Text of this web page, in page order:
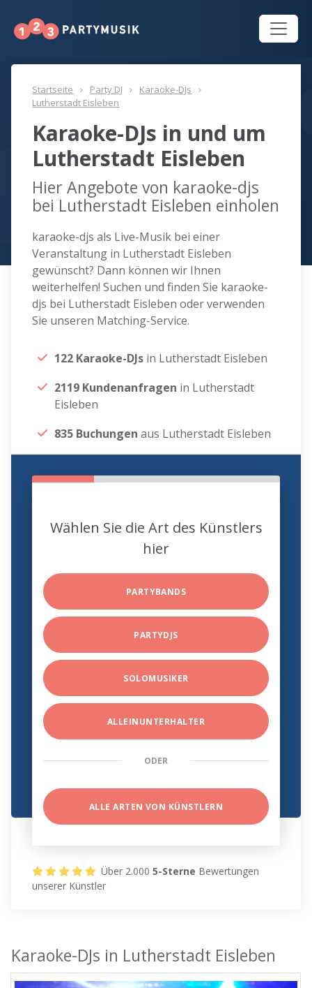
Startseite Party DJ
Karaoke-DJs
Lutherstadt Eisleben
Karaoke-DJs in und um
Lutherstadt Eisleben
Hier Angebote von karaoke-djs
bei Lutherstadt Eisleben einholen
karaoke-djs als Live-Musik bei einer
Veranstaltung in Lutherstadt Eisleben
gewünscht? Dann können wir Ihnen
weiterhelfen! Suchen und finden Sie karaoke-
djs bei Lutherstadt Eisleben oder verwenden
Sie unseren Matching-Service.
122 Karaoke-DJs in Lutherstadt Eisleben
2119 Kundenanfragen in Lutherstadt
Eisleben
835 Buchungen aus Lutherstadt Eisleben
Wählen Sie die Art des Künstlers
hier
PARTYBANDS
PARTYDJS
SOLOMUSIKER
ALLEINUNTERHALTER
ODER
ALLE ARTEN VON KÜNSTLERN
Über 2.0005-Sterne Bewertungen
unserer Künstler
Karaoke-DJs in Lutherstadt Eisleben